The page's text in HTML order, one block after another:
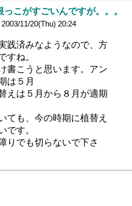
こがすごいんですが。。。
11/20(Thu) 20:24
践済みなようなので、方
すね。
書こうと思います。アン
は５月
えは５月から８月が適期
ても、今の時期に植替え
です。
りでも切らないで下さ